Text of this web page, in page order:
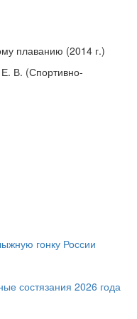
плаванию (2014 г.)
В. (Спортивно-
гонку России
состязания 2026 года